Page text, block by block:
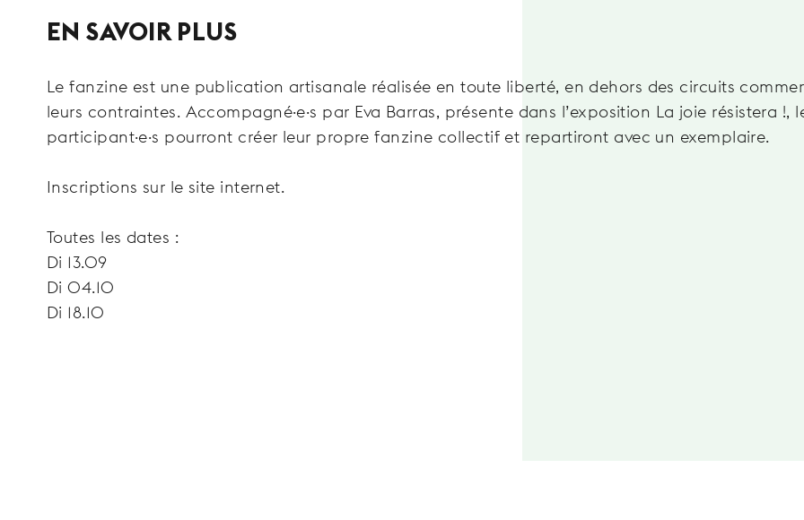
EN SAVOIR PLUS
Le fanzine est une publication artisanale réalisée en toute liberté, en dehors des circuits
leurs contraintes. Accompagné·e·s par Eva Barras, présente dans l’exposition La joie résistera !,
participant·e·s pourront créer leur propre fanzine collectif et repartiront avec un exemplaire.
Inscriptions sur le site internet.
Toutes les dates :
Di 13.09
Di 04.10
Di 18.10